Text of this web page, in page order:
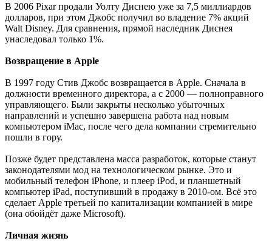
В 2006 Pixar продали Уолту Диснею уже за 7,5 миллиардов
долларов, при этом Джобс получил во владение 7% акций
Walt Disney. Для сравнения, прямой наследник Диснея
унаследовал только 1%.
Возвращение в Apple
В 1997 году Стив Джобс возвращается в Apple. Сначала в
должности временного директора, а с 2000 — полноправного
управляющего. Были закрыты несколько убыточных
направлений и успешно завершена работа над новым
компьютером iMac, после чего дела компании стремительно
пошли в гору.
Позже будет представлена масса разработок, которые станут
законодателями мод на технологическом рынке. Это и
мобильный телефон iPhone, и плеер iPod, и планшетный
компьютер iPad, поступивший в продажу в 2010-ом. Всё это
сделает Apple третьей по капитализации компанией в мире
(она обойдёт даже Microsoft).
Личная жизнь